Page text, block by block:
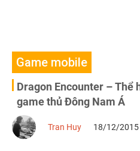
Game mobile
Dragon Encounter – Thể
game thủ Đông Nam Á
Tran Huy 18/12/2015